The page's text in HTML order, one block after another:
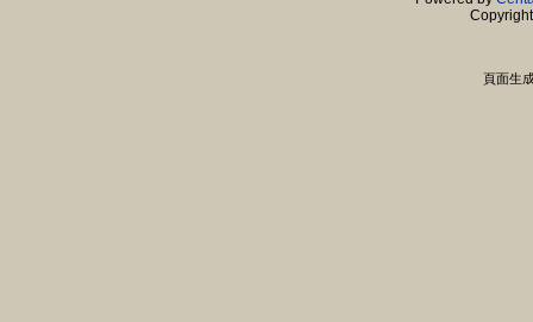
頁面生